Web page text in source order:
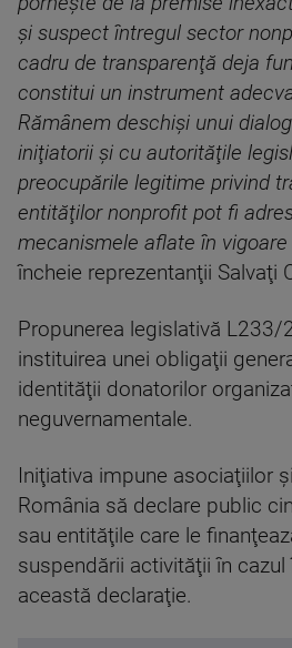
şi suspect întregul sector
cadru de transparenţă deja
constitui un instrument
Rămânem deschişi unui
iniţiatorii şi cu autorităţile
preocupările legitime privind
entităţilor nonprofit pot fi
mecanismele aflate în
încheie reprezentanţii Salvaţi
Propunerea legislativă L233/
instituirea unei obligaţii
identităţii donatorilor
neguvernamentale.
Iniţiativa impune asociaţiilor
România să declare public
sau entităţile care le
suspendării activităţii în cazul
această declaraţie.